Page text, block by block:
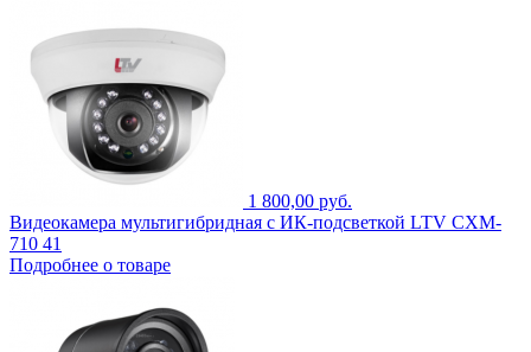
1 800,00 руб.
Видеокамера мультигибридная с ИК-подсветкой LTV CXM-
710 41
Подробнее о товаре